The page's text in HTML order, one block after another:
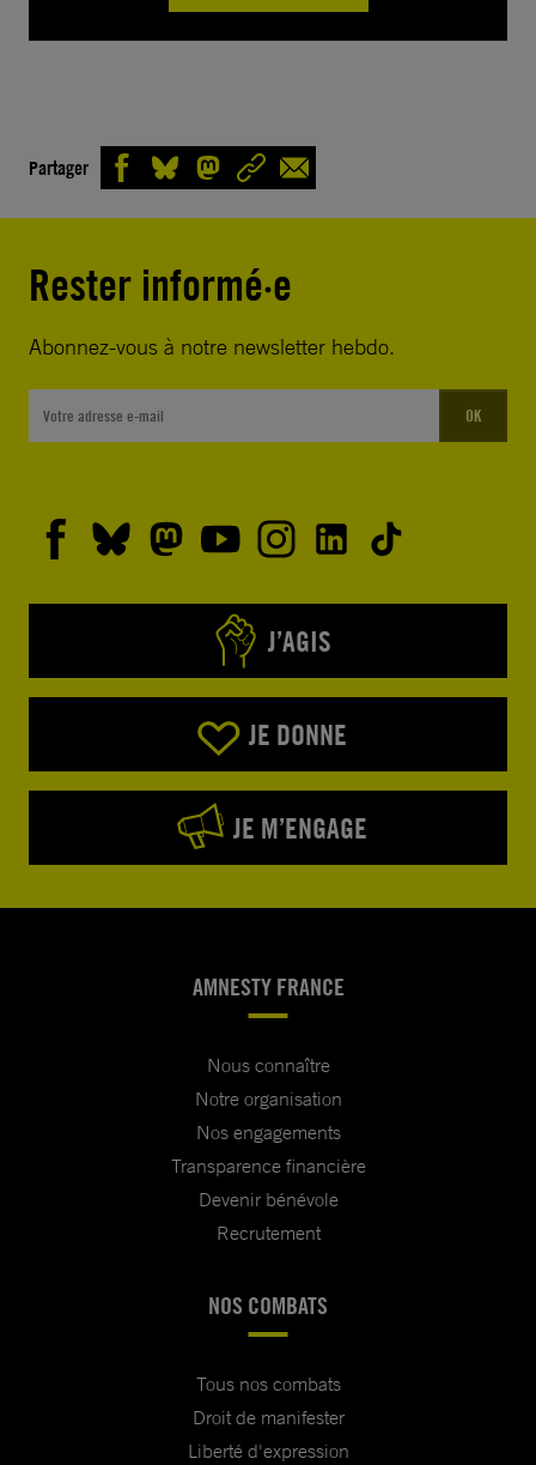
Partager
Rester informé·e
Abonnez-vous à notre newsletter hebdo.
OK
J’AGIS
JE DONNE
JE M’ENGAGE
AMNESTY FRANCE
Nous connaître
Notre organisation
Nos engagements
Transparence financière
Devenir bénévole
Recrutement
NOS COMBATS
Tous nos combats
Droit de manifester
Liberté d'expression